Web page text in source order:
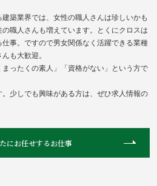
築業界では、女性の職人さんは珍しいかも
職人さんも増えています。とくにクロスは
事。ですので男女関係なく活躍できる業種
も大歓迎。
まったくの素人」「資格がない」という方で
少しでも興味がある方は、ぜひ求人情報の
にお任せするお仕事